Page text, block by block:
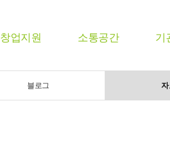
창업지원 소통공간 기
블로그 자